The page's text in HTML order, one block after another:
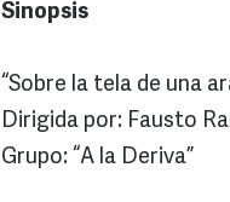
Sinopsis
“Sobre la tela de una
Dirigida por: Fausto
Grupo: “A la Deriva”